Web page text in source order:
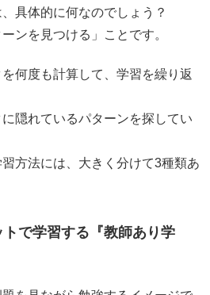
、具体的に何なのでしょう？
ンを見つける」ことです。
何度も計算して、学習を繰り返
隠れているパターンを探してい
方法には、大きく分けて3種類あ
で学習する『教師あり学